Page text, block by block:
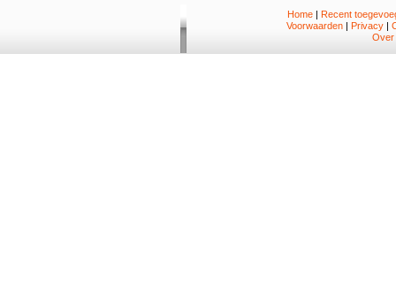
Home| Recent
Voorwaarden | Privacy |
Over